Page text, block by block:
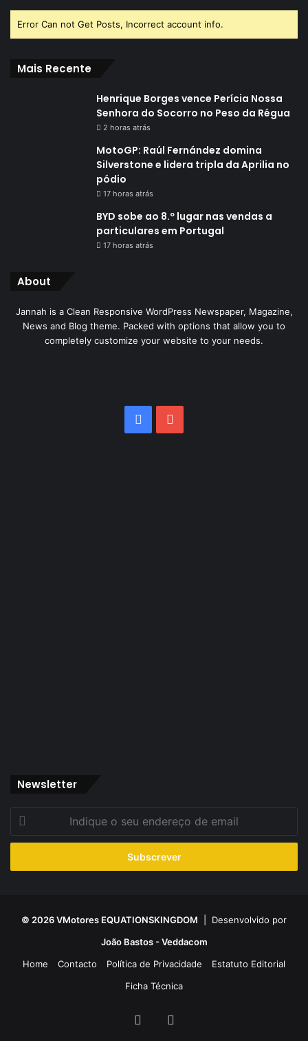
Error Can not Get Posts, Incorrect account info.
Mais Recente
Henrique Borges vence Perícia Nossa
Senhora do Socorro no Peso da Régua
2 horas atrás
MotoGP: Raúl Fernández domina
Silverstone e lidera tripla da Aprilia no
pódio
17 horas atrás
BYD sobe ao 8.º lugar nas vendas a
particulares em Portugal
17 horas atrás
About
Jannah is a Clean Responsive WordPress Newspaper, Magazine,
News and Blog theme. Packed with options that allow you to
completely customize your website to your needs.
Facebook
Newsletter
seu
de
© 2026 VMotores EQUATIONSKINGDOM | Desenvolvido por
João Bastos - Veddacom
Home
Contacto Política de Privacidade
Estatuto Editorial
Ficha Técnica
Facebook